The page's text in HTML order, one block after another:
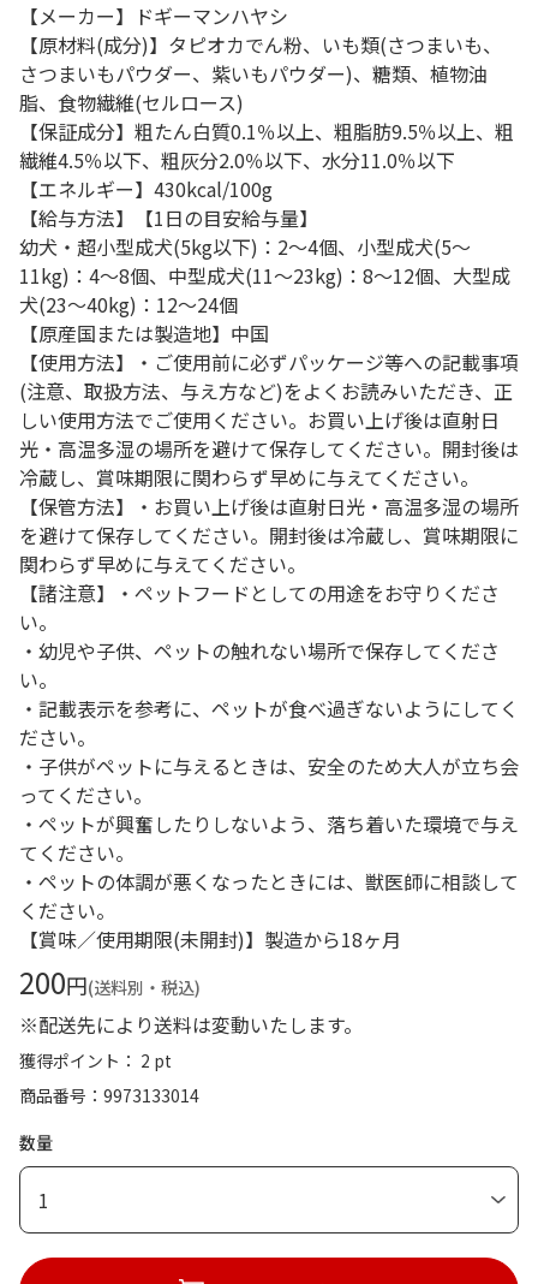
【メーカー】ドギーマンハヤシ
【原材料(成分)】タピオカでん粉、いも類(さつまいも、
さつまいもパウダー、紫いもパウダー)、糖類、植物油
脂、食物繊維(セルロース)
【保証成分】粗たん白質0.1％以上、粗脂肪9.5％以上、粗
繊維4.5％以下、粗灰分2.0％以下、水分11.0％以下
【エネルギー】430kcal/100g
【給与方法】【1日の目安給与量】
幼犬・超小型成犬(5kg以下)：2～4個、小型成犬(5～
11kg)：4～8個、中型成犬(11～23kg)：8～12個、大型成
犬(23～40kg)：12～24個
【原産国または製造地】中国
【使用方法】・ご使用前に必ずパッケージ等への記載事項
(注意、取扱方法、与え方など)をよくお読みいただき、正
しい使用方法でご使用ください。お買い上げ後は直射日
光・高温多湿の場所を避けて保存してください。開封後は
冷蔵し、賞味期限に関わらず早めに与えてください。
【保管方法】・お買い上げ後は直射日光・高温多湿の場所
を避けて保存してください。開封後は冷蔵し、賞味期限に
関わらず早めに与えてください。
【諸注意】・ペットフードとしての用途をお守りくださ
い。
・幼児や子供、ペットの触れない場所で保存してくださ
い。
・記載表示を参考に、ペットが食べ過ぎないようにしてく
ださい。
・子供がペットに与えるときは、安全のため大人が立ち会
ってください。
・ペットが興奮したりしないよう、落ち着いた環境で与え
てください。
・ペットの体調が悪くなったときには、獣医師に相談して
ください。
【賞味／使用期限(未開封)】製造から18ヶ月
200円(送料別・税込)
※配送先により送料は変動いたします。
獲得ポイント： 2 pt
商品番号
9973133014
数量
1